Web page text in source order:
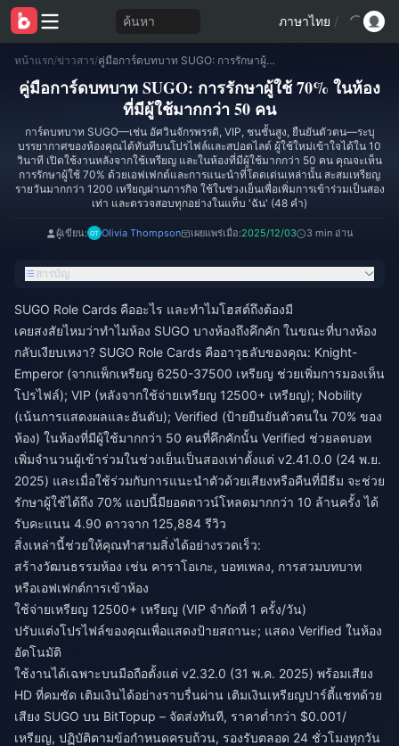
ค้นหา ภาษาไทย /
หน้าแรก/ข่าวสาร/ คู่มือการ์ดบทบาท SUGO: การรักษาผู้ใช้ 70% ในห้องที่มีผู้ใช้มากกว่า 50 คน
คู่มือการ์ดบทบาท SUGO: การรักษาผู้ใช้ 70% ในห้อง
ที่มีผู้ใช้มากกว่า 50 คน
การ์ดบทบาท SUGO—เช่น อัศวินจักรพรรดิ, VIP, ชนชั้นสูง, ยืนยันตัวตน—ระบุ
บรรยากาศของห้องคุณได้ทันทีบนโปรไฟล์และสปอตไลต์ ผู้ใช้ใหม่เข้าใจได้ใน 10
วินาที เปิดใช้งานหลังจากใช้เหรียญ และในห้องที่มีผู้ใช้มากกว่า 50 คน คุณจะเห็น
การรักษาผู้ใช้ 70% ด้วยเอฟเฟกต์และการแนะนำที่โดดเด่นเหล่านั้น สะสมเหรียญ
รายวันมากกว่า 1200 เหรียญผ่านภารกิจ ใช้ในช่วงเย็นเพื่อเพิ่มการเข้าร่วมเป็นสอง
เท่า และตรวจสอบทุกอย่างในแท็บ 'ฉัน' (48 คำ)
ผู้เขียน: Olivia Thompson เผยแพร่เมื่อ:2025/12/03 3 min อ่าน
สารบัญ
SUGO Role Cards คืออะไร และทำไมโฮสต์ถึงต้องมี
เคยสงสัยไหมว่าทำไมห้อง SUGO บางห้องถึงคึกคัก ในขณะที่บางห้อง
กลับเงียบเหงา? SUGO Role Cards คืออาวุธลับของคุณ: Knight-
Emperor (จากแพ็กเหรียญ 6250-37500 เหรียญ ช่วยเพิ่มการมองเห็น
โปรไฟล์); VIP (หลังจากใช้จ่ายเหรียญ 12500+ เหรียญ); Nobility
(เน้นการแสดงผลและอันดับ); Verified (ป้ายยืนยันตัวตนใน 70% ของ
ห้อง) ในห้องที่มีผู้ใช้มากกว่า 50 คนที่คึกคักนั้น Verified ช่วยลดบอท
เพิ่มจำนวนผู้เข้าร่วมในช่วงเย็นเป็นสองเท่าตั้งแต่ v2.41.0.0 (24 พ.ย.
2025) และเมื่อใช้ร่วมกับการแนะนำตัวด้วยเสียงหรือคืนที่มีธีม จะช่วย
รักษาผู้ใช้ได้ถึง 70% แอปนี้มียอดดาวน์โหลดมากกว่า 10 ล้านครั้ง ได้
รับคะแนน 4.90 ดาวจาก 125,884 รีวิว
สิ่งเหล่านี้ช่วยให้คุณทำสามสิ่งได้อย่างรวดเร็ว:
สร้างวัฒนธรรมห้อง เช่น คาราโอเกะ, บอทเพลง, การสวมบทบาท
หรือเอฟเฟกต์การเข้าห้อง
ใช้จ่ายเหรียญ 12500+ เหรียญ (VIP จำกัดที่ 1 ครั้ง/วัน)
ปรับแต่งโปรไฟล์ของคุณเพื่อแสดงป้ายสถานะ; แสดง Verified ในห้อง
อัตโนมัติ
ใช้งานได้เฉพาะบนมือถือตั้งแต่ v2.32.0 (31 พ.ค. 2025) พร้อมเสียง
HD ที่คมชัด เติมเงินได้อย่างราบรื่นผ่าน เติมเงินเหรียญปาร์ตี้แชทด้วย
เสียง SUGO บน BitTopup – จัดส่งทันที, ราคาต่ำกว่า $0.001/
เหรียญ, ปฏิบัติตามข้อกำหนดครบถ้วน, รองรับตลอด 24 ชั่วโมงทุกวัน